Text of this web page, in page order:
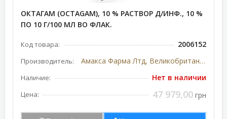
ОКТАГАМ (OCTAGAM), 10 % РАСТВОР Д/ИНФ., 10 %
ПО 10 Г/100 МЛ ВО ФЛАК.
Код товара: 2006152
Производитель: Амакса Фарма Лтд, Великобритания
Наличие: Нет в наличии
Цена: 47 979,00 грн